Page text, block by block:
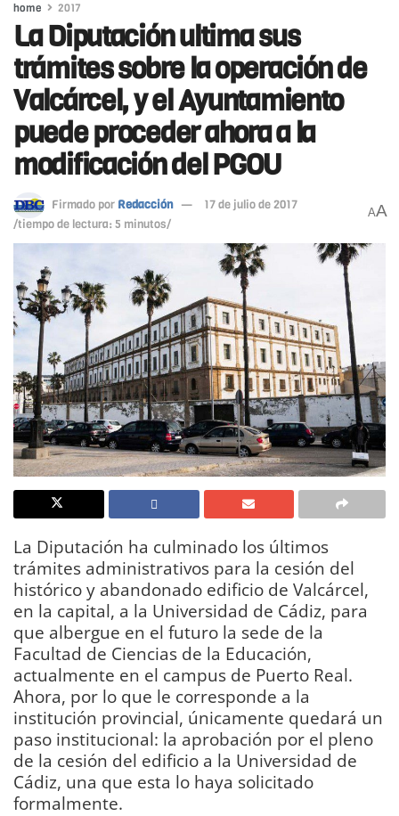
home 2017
La Diputación ultima sus
trámites sobre la operación de
Valcárcel, y el Ayuntamiento
puede proceder ahora a la
modificación del PGOU
Firmado por Redacción
17 de julio de 2017
/tiempo de lectura: 5 minutos/
AA
La Diputación ha culminado los últimos
trámites administrativos para la cesión del
histórico y abandonado edificio de Valcárcel,
en la capital, a la Universidad de Cádiz, para
que albergue en el futuro la sede de la
Facultad de Ciencias de la Educación,
actualmente en el campus de Puerto Real.
Ahora, por lo que le corresponde a la
institución provincial, únicamente quedará un
paso institucional: la aprobación por el pleno
de la cesión del edificio a la Universidad de
Cádiz, una que esta lo haya solicitado
formalmente.